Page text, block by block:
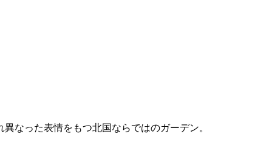
なった表情をもつ北国ならではのガーデン。